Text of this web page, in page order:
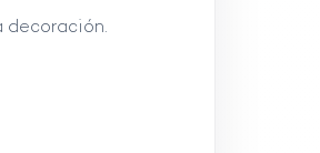
decoración.